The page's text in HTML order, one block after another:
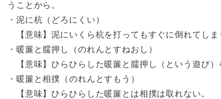
うことから。
・泥に杭（どろにくい）
【意味】泥にいくら杭を打ってもすぐに倒れてしま
・暖簾と臑押し（のれんとすねおし）
【意味】ひらひらした暖簾と臑押し（という遊び
・暖簾と相撲（のれんとすもう）
【意味】ひらひらした暖簾とは相撲は取れない。